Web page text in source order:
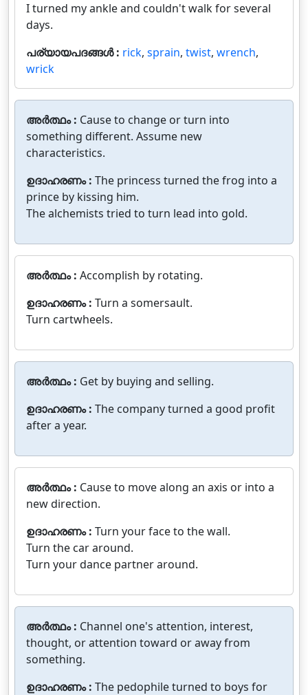
I turned my ankle and couldn't walk for several
days.
പര്യായപദങ്ങൾ : rick, sprain, twist, wrench,
wrick
അർത്ഥം : Cause to change or turn into
something different. Assume new
characteristics.
ഉദാഹരണം : The princess turned the frog into a
prince by kissing him.
The alchemists tried to turn lead into gold.
അർത്ഥം : Accomplish by rotating.
ഉദാഹരണം : Turn a somersault.
Turn cartwheels.
അർത്ഥം : Get by buying and selling.
ഉദാഹരണം : The company turned a good profit
after a year.
അർത്ഥം : Cause to move along an axis or into a
new direction.
ഉദാഹരണം : Turn your face to the wall.
Turn the car around.
Turn your dance partner around.
അർത്ഥം : Channel one's attention, interest,
thought, or attention toward or away from
something.
ഉദാഹരണം : The pedophile turned to boys for